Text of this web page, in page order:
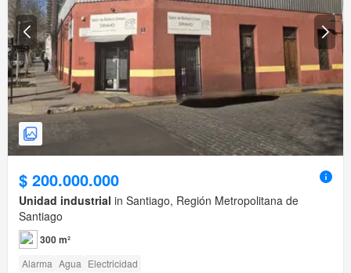
$ 200.000.000
Unidad industrial in Santiago, Región Metropolitana de
Santiago
300 m²
Alarma Agua Electricidad